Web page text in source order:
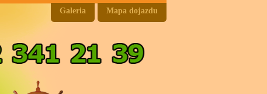
Mapa dojazdu
Galeria